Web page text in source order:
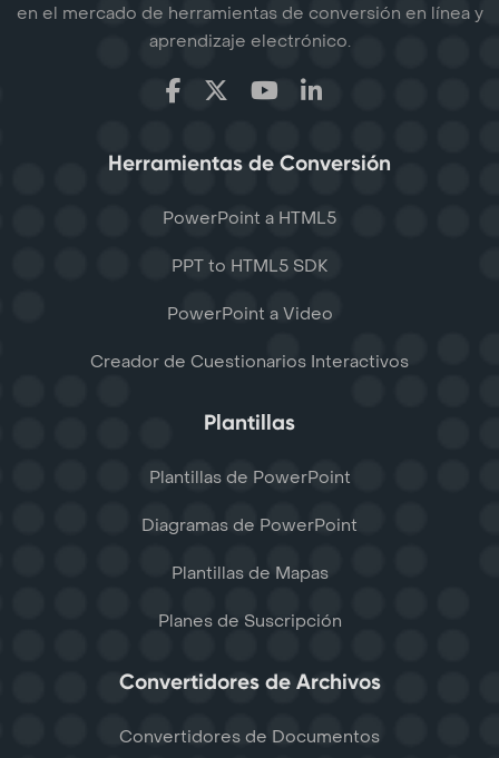
en el mercado de herramientas de conversión en línea y
aprendizaje electrónico.
Herramientas de Conversión
PowerPoint a HTML5
PPT to HTML5 SDK
PowerPoint a Video
Creador de Cuestionarios Interactivos
Plantillas
Plantillas de PowerPoint
Diagramas de PowerPoint
Plantillas de Mapas
Planes de Suscripción
Convertidores de Archivos
Convertidores de Documentos